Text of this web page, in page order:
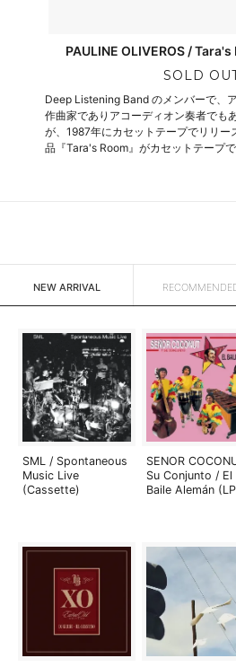
PAULINE OLIVEROS /
SOLD
Deep Listening Band のメンバーで、
作曲家でありアコーディオン奏者でも
が、1987年にカセットテープでリリー
品『Tara's Room』がカセットテープで
NEW ARRIVAL
SML / Spontaneous
Music Live
(Cassette)
SENOR
Su Conjunto / El
Baile Alemán